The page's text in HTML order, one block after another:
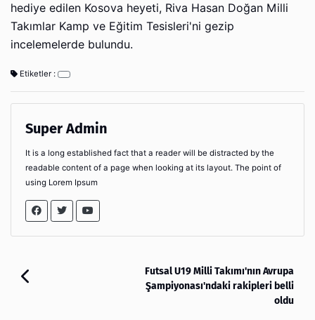
hediye edilen Kosova heyeti, Riva Hasan Doğan Milli
Takımlar Kamp ve Eğitim Tesisleri'ni gezip
incelemelerde bulundu.
Etiketler :
Super Admin
It is a long established fact that a reader will be distracted by the
readable content of a page when looking at its layout. The point of
using Lorem Ipsum
Futsal U19 Milli Takımı'nın Avrupa
Şampiyonası'ndaki rakipleri belli
oldu